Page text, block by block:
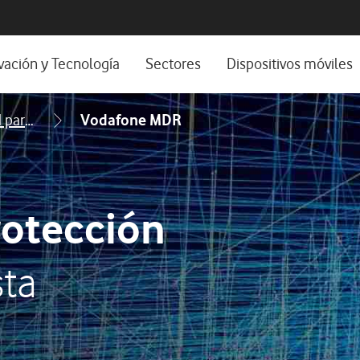
ayuda e idioma
y Tecnología
de Innovación
Visión
y webinars
y estudios
Sectores
Sector Privado
Sector Público
Wholesale
Experiencias de clientes
Experiencias 5G
Dispositivos móviles
Ciberseguridad para grandes empresas Vodafone MDR